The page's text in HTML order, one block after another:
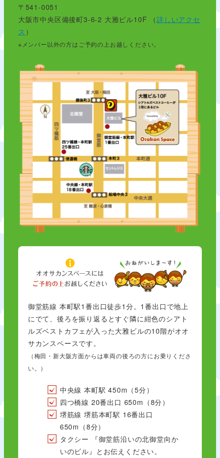
〒541-0051
大阪市中央区備後町3-6-2 大雅ビル10F （詳しいアクセ
ス ）
※メンバー以外の方はご予約の上お越しください。
御堂筋線 本町駅1番出口徒歩1分。1番出口で地上
にでて、後ろを振り返るとすぐ隣に紺色のシアト
ルズベストカフェが入った大雅ビルの10階がオオ
サカンスペースです。
（梅田・新大阪方面からは車両の後ろの方にお乗りくださ
い。）
中央線 本町駅 450m（5分）
四つ橋線 20番出口 650m（8分）
堺筋線 堺筋本町駅 16番出口
650m（8分）
タクシー 『御堂筋沿いの北御堂向か
いのビル』とお伝えください。